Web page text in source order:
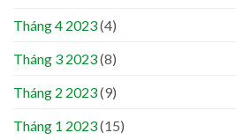
Tháng 4 2023(4)
Tháng 3 2023(8)
Tháng 2 2023(9)
Tháng 1 2023(15)